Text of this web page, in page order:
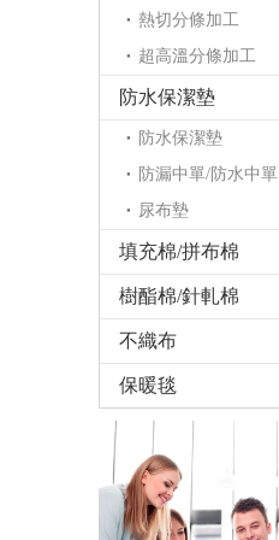
熱切分條加工
超高溫分條加工
防水保潔墊
防水保潔墊
防漏中單/防水中單
尿布墊
填充棉/拼布棉
樹酯棉/針軋棉
不織布
保暖毯